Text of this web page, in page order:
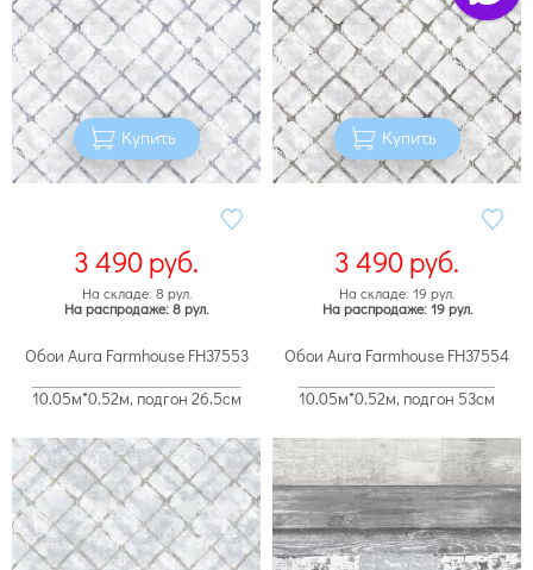
Купить
3 490руб.
На складе: 8 рул.
На распродаже: 8 рул.
Купить
3 490руб.
На складе: 19 рул.
На распродаже: 19 рул.
Обои Aura Farmhouse FH37553
10.05м*0.52м, подгон 26.5см
Обои Aura Farmhouse FH37554
10.05м*0.52м, подгон 53см